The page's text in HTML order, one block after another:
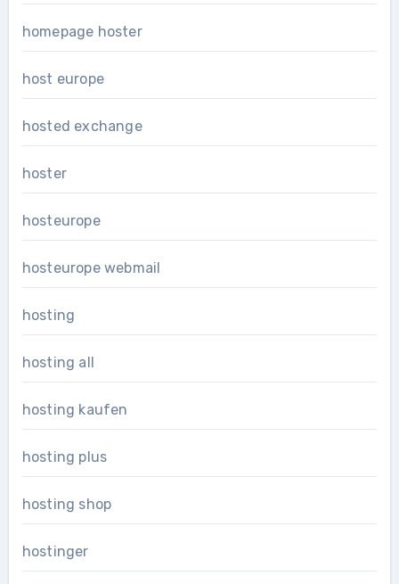
homepage hoster
host europe
hosted exchange
hoster
hosteurope
hosteurope webmail
hosting
hosting all
hosting kaufen
hosting plus
hosting shop
hostinger